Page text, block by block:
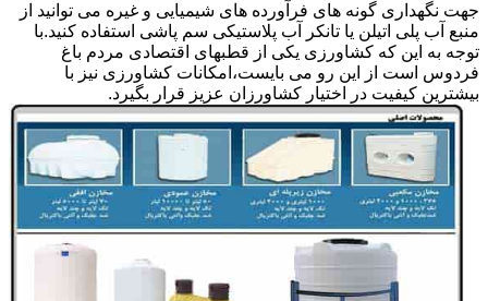
جهت نگهداری گونه های فرآورده های شیمیایی و غیره می توانید از
منبع آب پلی اتیلن یا تانکر آب پلاستیکی سم پاشی استفاده کنید.با
توجه به این که کشاورزی یکی از قطبهای اقتصادی مردم باغ
فردوس است از این رو می بایست،امکانات کشاورزی نیز با
بیشترین کیفیت در اختیار کشاورزان عزیز قرار بگیرد.